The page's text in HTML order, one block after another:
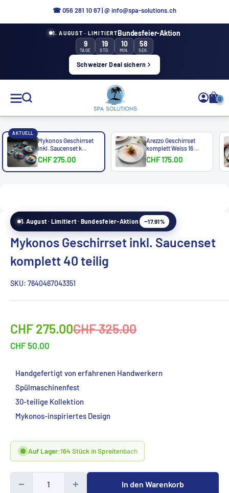
☎ 056 281 10 67|@ info@spa-solutions.ch
1. AUGUST · LIMITIERTBundesfeier-Aktion
9
TAGE
19
STD.
10
MIN.
57
SEK.
Schweizer Deal sichern
Solutions
0
AKTUELL
Mykonos Geschirrset
inkl. Saucenset k...
CHF 275.00
Arezzo Geschirrset
komplett Weiss 16 ...
CHF 175.00
1. August · Limitiert · Bundesfeier-Aktion −17.91%
Mykonos Geschirrset inkl. Saucenset
komplett 40 teilig
SKU: 7640467043351
Sonderpreis
CHF 275.00Normalpreis
CHF 325.00
CHF 50.00
Handgefertigt von erfahrenen Handwerkern
Spülmaschinenfest
30-teilige Kollektion
Mykonos-inspiriertes Design
Auf Lager:164 Stück in Spreitenbach
In den Warenkorb